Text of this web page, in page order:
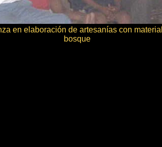
en elaboración de artesanías con
bosque